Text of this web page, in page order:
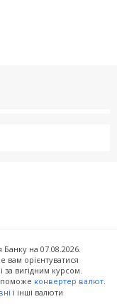
Банку на 07.08.2026.
вам орієнтуватися
за вигідним курсом.
конвертер валют.
і інші валюти